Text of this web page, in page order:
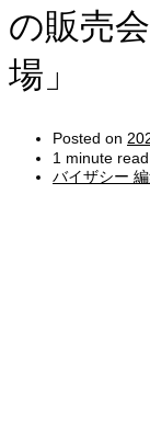
の販売
場」
Posted on
1 minute read
バイザシー